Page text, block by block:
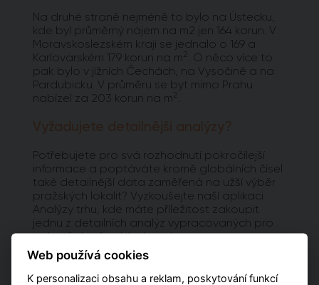
Na druhé straně nejméně to bylo na Ústecku,
kde byl průměrný nájem na m2 jen 164 korun. V
Moravskoslezském kraji se jednalo o 169 a
Karlovarském 179 korun na m2 . O něco více to
pak bylo v jižních Čechách, na Vysočině a na
Pardubicku. V průměru se byt mimo Prahu
nabízel za 203 korun na m2 .
Vyžadujete detailnější analýzy?
Potřebujete pro svá rozhodnutí pokročilejší
informace a poptáváte kromě globálních čísel
také detailnější data zaměřená na užší výběr
pražských lokalit? Vyzkoušejte naší aplikaci
Analýzy trhu, kde máte příležitost zakoupit
jednu z detailních analýz vypracovaných pro
jednotlivé městské obvody.
Web používá cookies
K personalizaci obsahu a reklam, poskytování funkcí